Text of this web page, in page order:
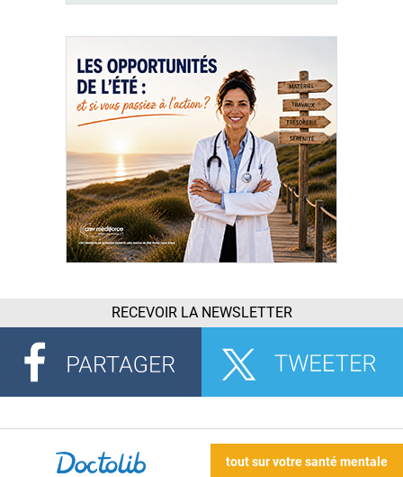
RECEVOIR LA NEWSLETTER
tout sur votre santé mentale